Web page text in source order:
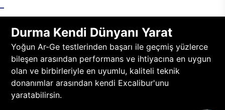
Durma Kendi Dünyanı Yarat
Yoğun Ar-Ge testlerinden başarı ile geçmiş yüzlerce
bileşen arasından performans ve ihtiyacına en uygun
olan ve birbirleriyle en uyumlu, kaliteli teknik
donanımlar arasından kendi Excalibur'unu
yaratabilirsin.